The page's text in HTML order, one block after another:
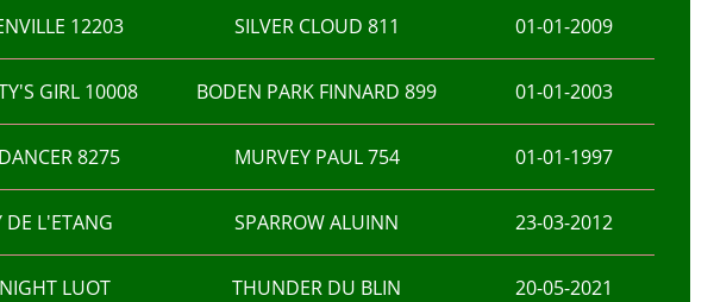
12203 SILVER CLOUD 811 01-01-2009
GIRL 10008 BODEN PARK FINNARD 899 01-01-2003
8275 MURVEY PAUL 754 01-01-1997
DE L'ETANG SPARROW ALUINN 23-03-2012
LUOT THUNDER DU BLIN 20-05-2021